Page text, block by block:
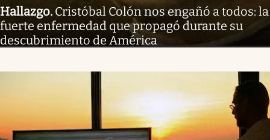
Hallazgo. Cristóbal Colón nos engañó a todos: la
fuerte enfermedad que propagó durante su
descubrimiento de América